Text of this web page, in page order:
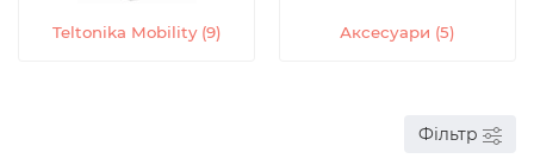
Teltonika Mobility (9) Аксесуари (5)
Фільтр